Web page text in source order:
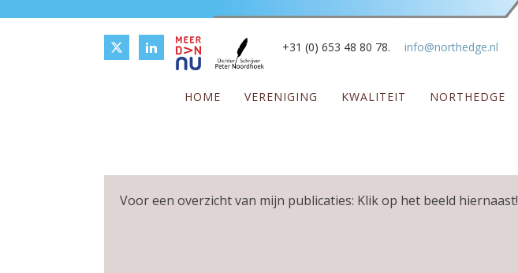
+31 (0) 653 48 80 78. info@northedge.nl
HOME VERENIGING KWALITEIT NORTHEDGE
Voor een overzicht van mijn publicaties: Klik op het beeld hiernaast!